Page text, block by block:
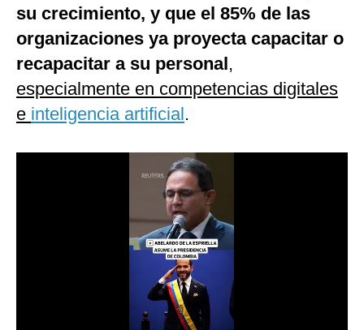
Podcast
Gestión TV
Videos
Fotogalerías
su crecimiento, y que el 85% de las
organizaciones ya proyecta capacitar o
recapacitar a su personal,
especialmente en competencias digitales
e inteligencia artificial.